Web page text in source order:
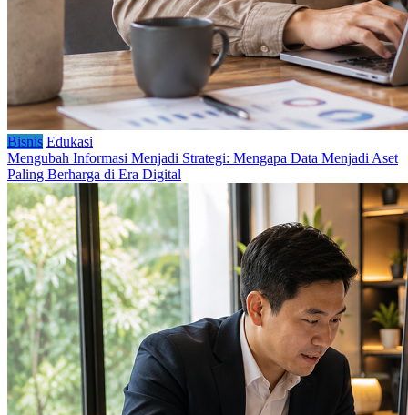
Bisnis Edukasi
Mengubah Informasi Menjadi Strategi: Mengapa Data Menjadi Aset
Paling Berharga di Era Digital